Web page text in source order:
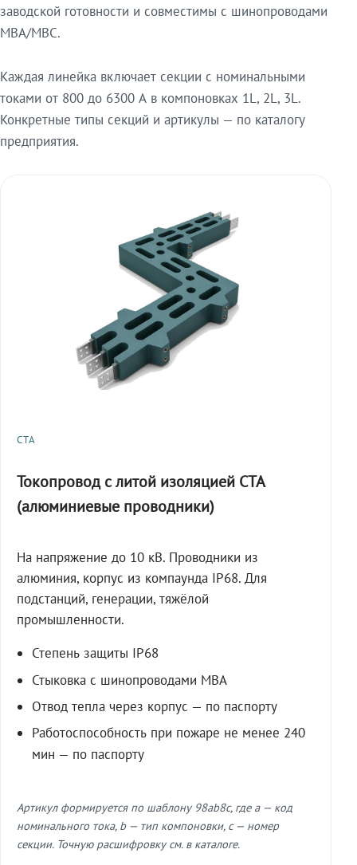
заводской готовности и совместимы с шинопроводами
МВА/МВС.
Каждая линейка включает секции с номинальными
токами от 800 до 6300 А в компоновках 1L, 2L, 3L.
Конкретные типы секций и артикулы — по каталогу
предприятия.
СТА
Токопровод с литой изоляцией СТА
(алюминиевые проводники)
На напряжение до 10 кВ. Проводники из
алюминия, корпус из компаунда IP68. Для
подстанций, генерации, тяжёлой
промышленности.
Степень защиты IP68
Стыковка с шинопроводами МВА
Отвод тепла через корпус — по паспорту
Работоспособность при пожаре не менее 240
мин — по паспорту
Артикул формируется по шаблону 98ab8c, где a — код
номинального тока, b — тип компоновки, c — номер
секции. Точную расшифровку см. в каталоге.